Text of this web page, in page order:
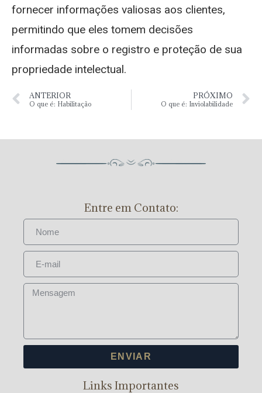
fornecer informações valiosas aos clientes,
permitindo que eles tomem decisões
informadas sobre o registro e proteção de sua
propriedade intelectual.
ANTERIOR
O que é: Habilitação
PRÓXIMO
O que é: Inviolabilidade
Entre em Contato:
ENVIAR
Links Importantes